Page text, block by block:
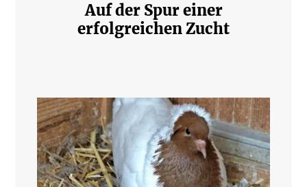
Auf der Spur einer
erfolgreichen Zucht